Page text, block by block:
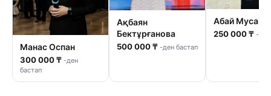
Манас Оспан
300 000 ₸ -ден
бастап
Ақбаян
Бектұрғанова
500 000 ₸ -ден бастап
Абай
250 000 ₸ -ден